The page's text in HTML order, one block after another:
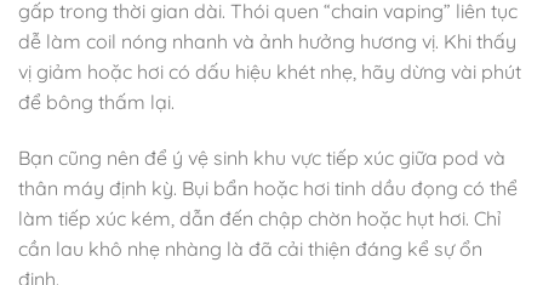
gấp trong thời gian dài. Thói quen “chain vaping” liên tục
dễ làm coil nóng nhanh và ảnh hưởng hương vị. Khi thấy
vị giảm hoặc hơi có dấu hiệu khét nhẹ, hãy dừng vài phút
để bông thấm lại.
Bạn cũng nên để ý vệ sinh khu vực tiếp xúc giữa pod và
thân máy định kỳ. Bụi bẩn hoặc hơi tinh dầu đọng có thể
làm tiếp xúc kém, dẫn đến chập chờn hoặc hụt hơi. Chỉ
cần lau khô nhẹ nhàng là đã cải thiện đáng kể sự ổn
định.